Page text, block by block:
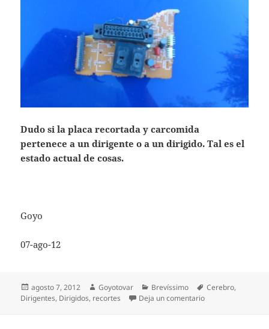
Dudo si la placa recortada y carcomida
pertenece a un dirigente o a un dirigido. Tal es el
estado actual de cosas.
Goyo
07-ago-12
Publicado
el
agosto 7, 2012 Autor
Goyotovar Categorías
Brevíssimo Etiquetas
Cerebro,
Dirigentes, Dirigidos, recortes Deja un comentarioen Brevíssimo